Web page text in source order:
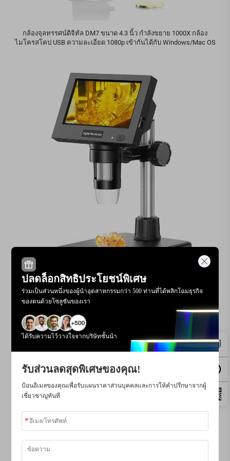
กล้องจุลทรรศน์ดิจิทัล DM7 ขนาด 4.3 นิ้ว กำลังขยาย 1000X กล้อง
ไมโครสโคป USB ความละเอียด 1080p เข้ากันได้กับ Windows/Mac OS
กล้องจุลทรรศน์ดิจิทัลหน้าจอ LCD ขนาด 4.3 นิ้ว รุ่น DM6 สำหรับผู้ใหญ่
พร้อมไฟ LED 8 ดวง กล้องจุลทรรศน์สำหรับงานบัดกรี ซ่อมแซม PCB พืช
ปลดล็อกสิทธิประโยชน์พิเศษ
ร่วมเป็นส่วนหนึ่งของผู้นำอุตสาหกรรมกว่า 500 ท่านที่ได้พลิกโฉมธุรกิจ
ของตนด้วยโซลูชันของเรา
ได้รับความไว้วางใจจากบริษัทชั้นนำ
รับส่วนลดสุดพิเศษของคุณ!
ป้อนอีเมลของคุณเพื่อรับแผนราคาส่วนบุคคลและการให้คำปรึกษาจากผู้
เชี่ยวชาญทันที